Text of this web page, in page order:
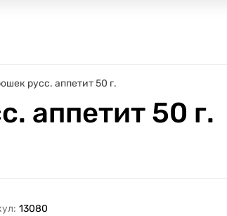
русс. аппетит 50 г.
аппетит 50 г.
13080